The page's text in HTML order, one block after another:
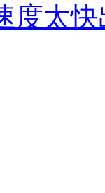
度太